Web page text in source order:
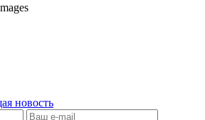
новость